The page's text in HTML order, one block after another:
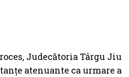
Judecătoria Târgu Jiu
atenuante ca urmare a